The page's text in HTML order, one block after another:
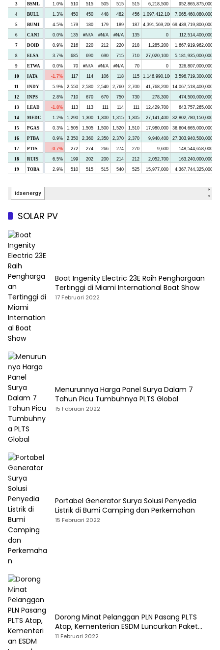
SOLAR PV
Boat Ingenity Electric 23E Raih Penghargaan
Tertinggi di Miami International Boat Show
17 Februari 2022
Menurunnya Harga Panel Surya Dalam 7
Tahun Picu Tumbuhnya PLTS Global
15 Februari 2022
Portabel Generator Surya Solusi Penyedia
Listrik di Bumi Camping dan Perkemahan
15 Februari 2022
Dorong Minat Pelanggan PLN Pasang PLTS
Atap, Kementerian ESDM Luncurkan Paket
Hibah SEF
11 Februari 2022